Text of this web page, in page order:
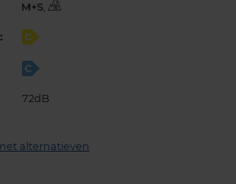
,
C
C
72dB
alternatieven